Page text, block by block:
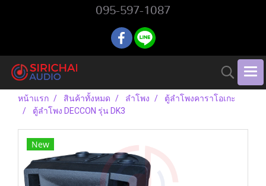
095-597-1087
หน้าแรก สินค้าทั้งหมด ลำโพง
ตู้ลำโพงคาราโอเกะ
ตู้ลำโพง DECCON รุ่น DK3
New